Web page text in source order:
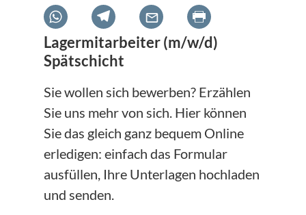
Lagermitarbeiter (m/w/d)
Spätschicht
Sie wollen sich bewerben? Erzählen
Sie uns mehr von sich. Hier können
Sie das gleich ganz bequem Online
erledigen: einfach das Formular
ausfüllen, Ihre Unterlagen hochladen
und senden.